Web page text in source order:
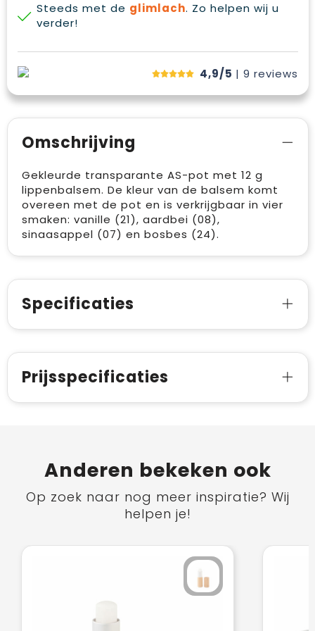
Steeds met de glimlach. Zo helpen wij u
verder!
4,9/5 | 9 reviews
Omschrijving
Gekleurde transparante AS-pot met 12 g
lippenbalsem. De kleur van de balsem komt
overeen met de pot en is verkrijgbaar in vier
smaken: vanille (21), aardbei (08),
sinaasappel (07) en bosbes (24).
Specificaties
Prijsspecificaties
Anderen bekeken ook
Op zoek naar nog meer inspiratie? Wij
helpen je!